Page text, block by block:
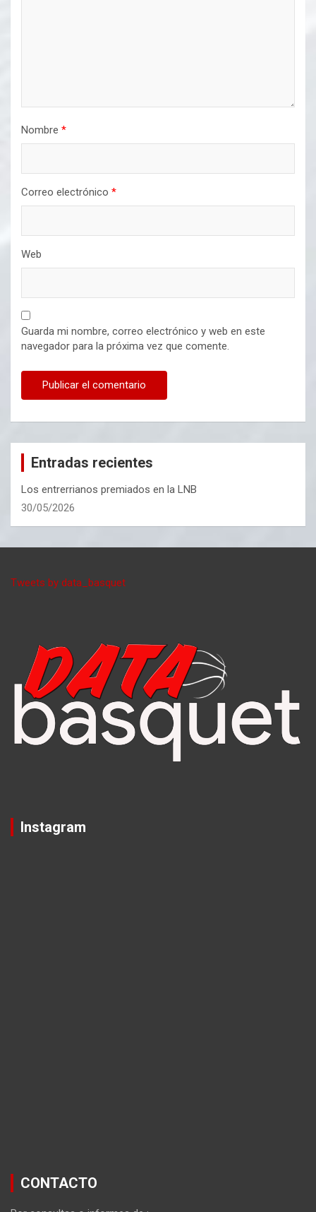
Nombre *
Correo electrónico *
Web
Guarda mi nombre, correo electrónico y web en este
navegador para la próxima vez que comente.
Entradas recientes
Los entrerrianos premiados en la LNB
30/05/2026
Tweets by data_basquet
Instagram
CONTACTO